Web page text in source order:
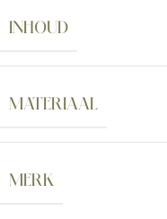
INHOUD
MATERIAAL
MERK